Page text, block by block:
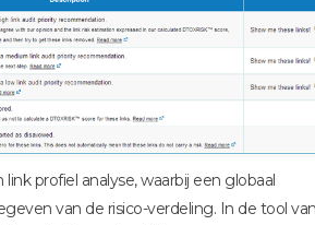
profiel analyse, waarbij een globaal
van de risico-verdeling. In de tool